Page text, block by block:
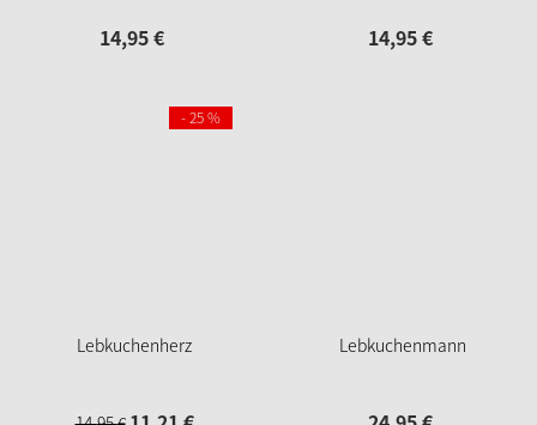
14,95€ 14,95€
Lebkuchenherz
- 25 %
Lebkuchenmann